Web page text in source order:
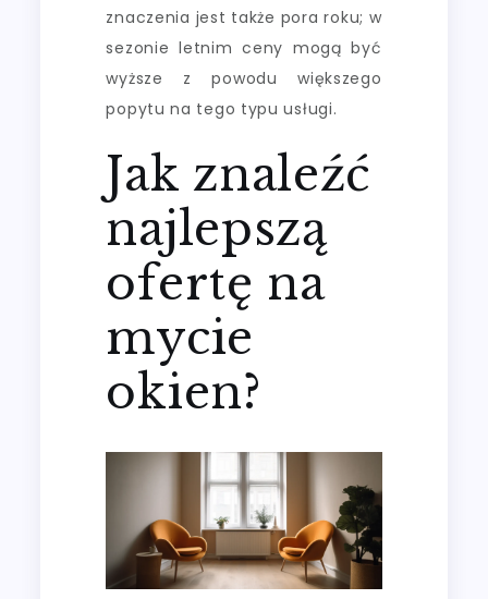
znaczenia jest także pora roku; w
sezonie letnim ceny mogą być
wyższe z powodu większego
popytu na tego typu usługi.
Jak znaleźć
najlepszą
ofertę na
mycie
okien?